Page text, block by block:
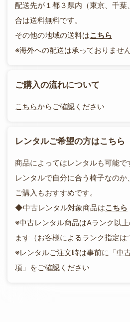
配送先が１都３県内（東京、千
合は送料無料です。
その他の地域の送料はこちら
※海外への配送は承っておりませ
ご購入の流れについて
こちらからご確認ください
レンタルご希望の方はこちら
商品によってはレンタルも可能で
レンタルで自分に合う椅子なの
ご購入もおすすめです。
◆中古レンタル対象商品はこちら
※中古レンタル商品はAランク以
ます（お客様によるランク指定は
※レンタルご注文時は事前に「中
項 」をご確認ください